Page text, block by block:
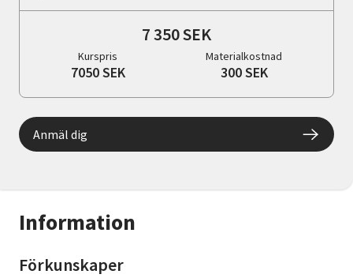
Information
Förkunskaper
7 350 SEK
Kurspris
7050 SEK
Materialkostnad
300 SEK
Anmäl dig